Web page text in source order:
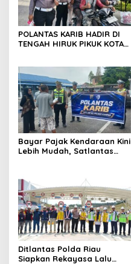
POLANTAS KARIB HADIR DI
TENGAH HIRUK PIKUK KOTA
SEMANGAT KESELAMATAN,
NASIONALISME DAN GREEN
POLICING JELANG HUT KE-81
RI
Bayar Pajak Kendaraan Kini
Lebih Mudah, Satlantas
Program Pemutihan
Ditlantas Polda Riau
Siapkan Rekayasa Lalu